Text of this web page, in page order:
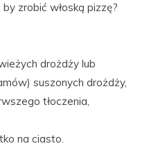
zrobić włoską pizzę?
drożdży lub
suszonych drożdży,
tłoczenia,
na ciasto.